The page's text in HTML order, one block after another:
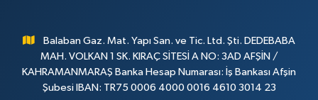
Balaban Gaz. Mat. Yapı San. ve Tic. Ltd. Şti. DEDEBABA
MAH. VOLKAN 1 SK. KIRAÇ SİTESİ A NO: 3AD AFŞİN /
KAHRAMANMARAŞ Banka Hesap Numarası: İş Bankası Afşin
Şubesi IBAN: TR75 0006 4000 0016 4610 3014 23